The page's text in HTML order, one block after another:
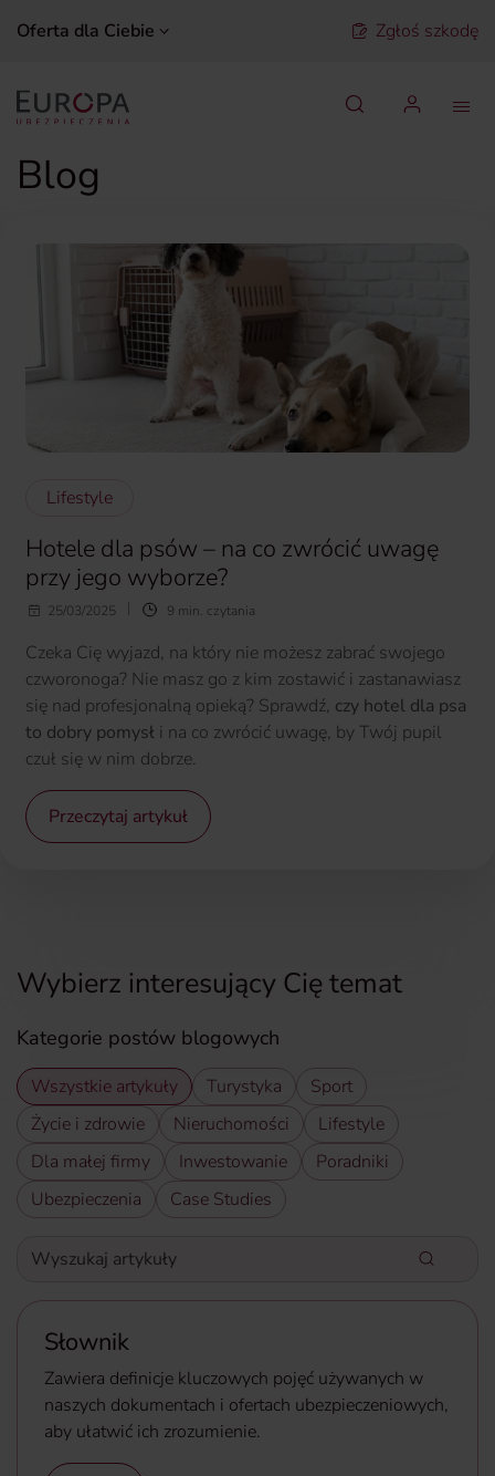
Oferta dla Ciebie Zgłoś szkodę
Blog
Lifestyle
Hotele dla psów – na co zwrócić uwagę
przy jego wyborze?
25/03/2025 9 min. czytania
Czeka Cię wyjazd, na który nie możesz zabrać swojego
czworonoga? Nie masz go z kim zostawić i zastanawiasz
się nad profesjonalną opieką? Sprawdź, czy hotel dla psa
to dobry pomysł i na co zwrócić uwagę, by Twój pupil
czuł się w nim dobrze.
Przeczytaj artykuł
Wybierz interesujący Cię temat
Kategorie postów blogowych
Wszystkie artykuły Turystyka
Sport
Życie i zdrowie
Nieruchomości
Lifestyle
Dla małej firmy
Inwestowanie
Poradniki
Ubezpieczenia
Case Studies
Wyszukaj artykuły
Wpisz słowa kluczowe aby wyszukać artykuły
Słownik
Zawiera definicje kluczowych pojęć używanych w
naszych dokumentach i ofertach ubezpieczeniowych,
aby ułatwić ich zrozumienie.